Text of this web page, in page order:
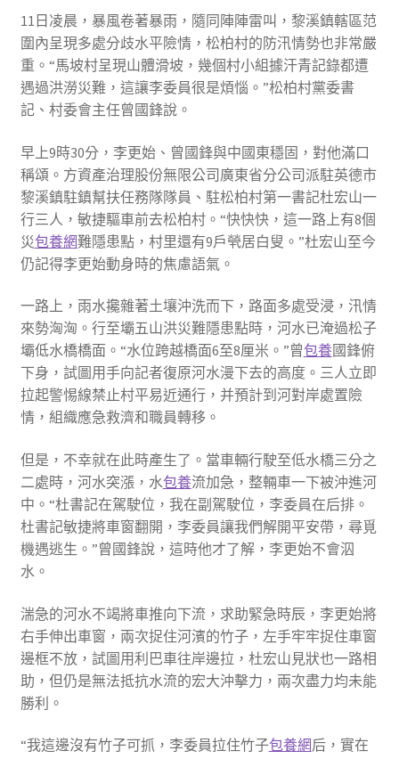
11日凌晨，暴風卷著暴雨，隨同陣陣雷叫，黎溪鎮轄區范
圍內呈現多處分歧水平險情，松柏村的防汛情勢也非常嚴
重。“馬坡村呈現山體滑坡，幾個村小組據汗青記錄都遭
遇過洪澇災難，這讓李委員很是煩惱。”松柏村黨委書
記、村委會主任曾國鋒說。
早上9時30分，李更始、曾國鋒與中國東穩固，對他滿口
稱頌。方資產治理股份無限公司廣東省分公司派駐英德市
黎溪鎮駐鎮幫扶任務隊隊員、駐松柏村第一書記杜宏山一
行三人，敏捷驅車前去松柏村。“快快快，這一路上有8個
災包養網難隱患點，村里還有9戶煢居白叟。”杜宏山至今
仍記得李更始動身時的焦慮語氣。
一路上，雨水攙雜著土壤沖洗而下，路面多處受浸，汛情
來勢洶洶。行至壩五山洪災難隱患點時，河水已淹過松子
壩低水橋橋面。“水位跨越橋面6至8厘米。”曾包養國鋒俯
下身，試圖用手向記者復原河水漫下去的高度。三人立即
拉起警惕線禁止村平易近通行，并預計到河對岸處置險
情，組織應急救濟和職員轉移。
但是，不幸就在此時產生了。當車輛行駛至低水橋三分之
二處時，河水突漲，水包養流加急，整輛車一下被沖進河
中。“杜書記在駕駛位，我在副駕駛位，李委員在后排。
杜書記敏捷將車窗翻開，李委員讓我們解開平安帶，尋覓
機遇逃生。”曾國鋒說，這時他才了解，李更始不會泅
水。
湍急的河水不竭將車推向下流，求助緊急時辰，李更始將
右手伸出車窗，兩次捉住河濱的竹子，左手牢牢捉住車窗
邊框不放，試圖用利巴車往岸邊拉，杜宏山見狀也一路相
助，但仍是無法抵抗水流的宏大沖擊力，兩次盡力均未能
勝利。
“我這邊沒有竹子可抓，李委員拉住竹子包養網后，實在